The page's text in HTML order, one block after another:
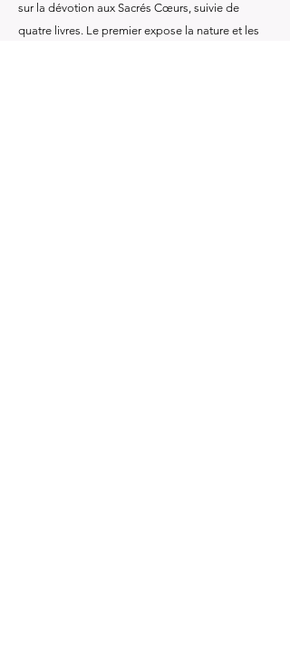
sur la dévotion aux Sacrés Cœurs, suivie de
quatre livres. Le premier expose la nature et les